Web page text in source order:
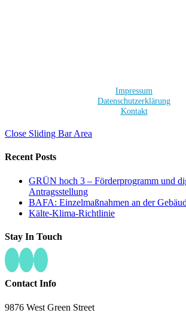
Impressum
Datenschutzerklärung
Kontakt
Close Sliding Bar Area
Recent Posts
GRÜN hoch 3 – Förderprogramm und
Antragsstellung
BAFA: Einzelmaßnahmen an der
Kälte-Klima-Richtlinie
Stay In Touch
Contact Info
9876 West Green Street